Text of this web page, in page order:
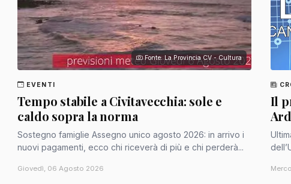
Fonte: La Provincia CV - Cultura
EVENTI
Tempo stabile a Civitavecchia: sole e
caldo sopra la norma
Sostegno famiglie Assegno unico agosto 2026: in arrivo i
nuovi pagamenti, ecco chi riceverà di più e chi perderà...
Giovedì, 06 Agosto 2026
Il
Ultima ora (Adnkronos) –